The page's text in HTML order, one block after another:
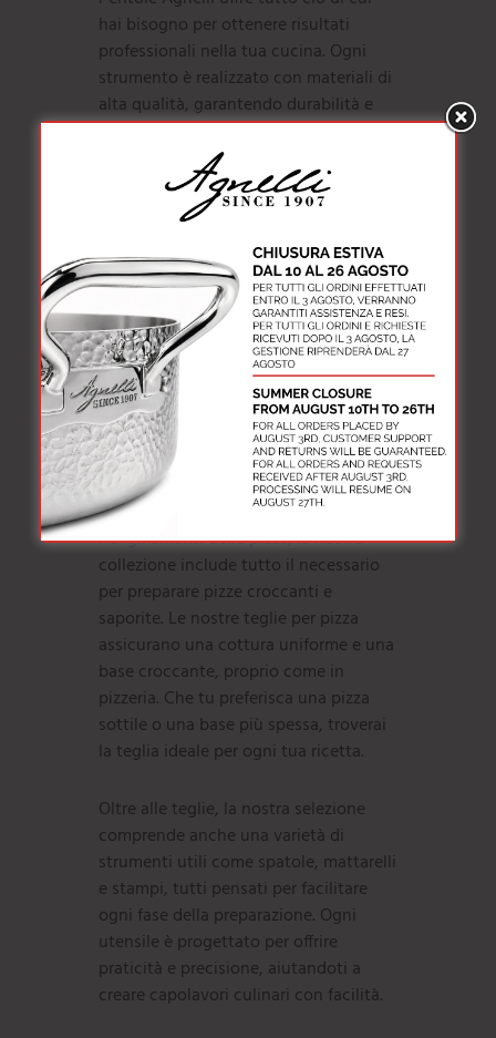
hai bisogno per ottenere risultati
professionali nella tua cucina. Ogni
strumento è realizzato con materiali di
alta qualità, garantendo durabilità e
performance eccellenti.
Le nostre teglie per pasticceria sono
ideali per la cottura uniforme di torte,
biscotti, e altri dolci. Disponibili in
varie dimensioni e forme, le teglie
Pentole Agnelli sono pensate per
soddisfare tutte le esigenze dei
pasticceri, dai più esperti ai
principianti. Grazie ai materiali
antiaderenti e alla costruzione robusta,
potrai sfornare creazioni perfette senza
preoccuparti di attaccature o cotture
irregolari.
Per gli amanti della pizza, la nostra
collezione include tutto il necessario
per preparare pizze croccanti e
saporite. Le nostre teglie per pizza
assicurano una cottura uniforme e una
base croccante, proprio come in
pizzeria. Che tu preferisca una pizza
sottile o una base più spessa, troverai
la teglia ideale per ogni tua ricetta.
Oltre alle teglie, la nostra selezione
comprende anche una varietà di
strumenti utili come spatole, mattarelli
e stampi, tutti pensati per facilitare
ogni fase della preparazione. Ogni
utensile è progettato per offrire
praticità e precisione, aiutandoti a
creare capolavori culinari con facilità.